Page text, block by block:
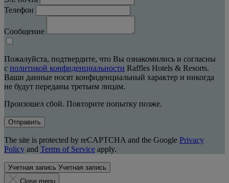
Телефон
Сообщение
Пожалуйста, подтвердите, что Вы ознакомились и согласны
с политикой конфиденциальности Raffles Hotels & Resorts.
Ваши данные носят конфиденциальный характер и никогда
не будут переданы третьим лицам.
Произошел сбой. Повторите попытку позже.
Отправить
The site is protected by reCAPTCHA and the Google Privacy
Policy and Terms of Service apply.
Учетная запись Учетная запись
Close menu